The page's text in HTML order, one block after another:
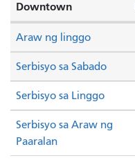
Downtown
Serbisyo sa Sabado
Serbisyo sa Linggo
Araw ng linggo
Serbisyo sa Araw ng
Paaralan